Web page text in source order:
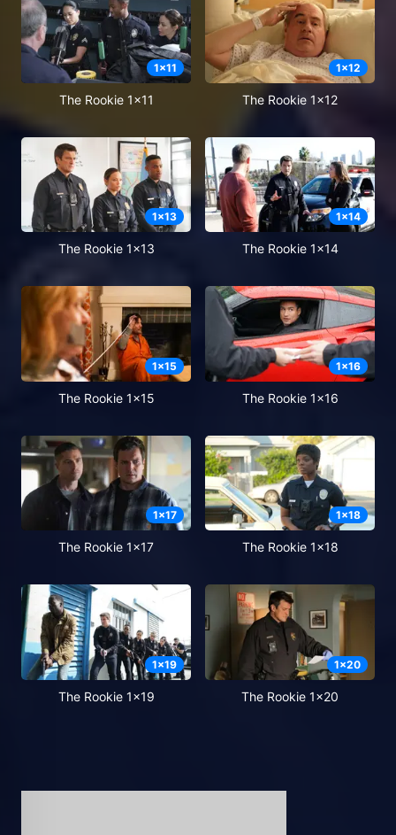
1x11
The Rookie 1x11
1x12
The Rookie 1x12
1x13
The Rookie 1x13
1x14
The Rookie 1x14
1x15
The Rookie 1x15
1x16
The Rookie 1x16
1x17
The Rookie 1x17
1x18
The Rookie 1x18
1x19
The Rookie 1x19
1x20
The Rookie 1x20